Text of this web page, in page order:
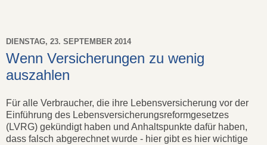
DIENSTAG, 23. SEPTEMBER 2014
Wenn Versicherungen zu wenig
auszahlen
Für alle Verbraucher, die ihre Lebensversicherung vor der
Einführung des Lebensversicherungsreformgesetzes
(LVRG) gekündigt haben und Anhaltspunkte dafür haben,
dass falsch abgerechnet wurde - hier gibt es hier wichtige